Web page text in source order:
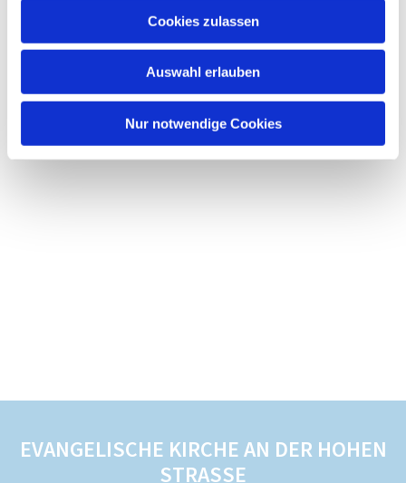
Cookies zulassen
Auswahl erlauben
Nur notwendige Cookies
EVANGELISCHE KIRCHE AN DER HOHEN
STRASSE